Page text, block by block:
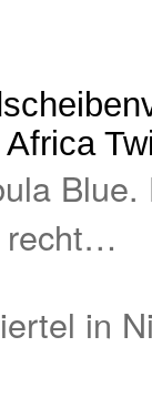
recht…
in